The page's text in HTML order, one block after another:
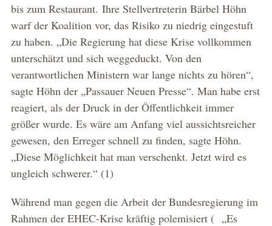
bis zum Restaurant. Ihre Stellvertreterin Bärbel Höhn
warf der Koalition vor, das Risiko zu niedrig eingestuft
zu haben. „Die Regierung hat diese Krise vollkommen
unterschätzt und sich weggeduckt. Von den
verantwortlichen Ministern war lange nichts zu hören“,
sagte Höhn der „Passauer Neuen Presse“. Man habe erst
reagiert, als der Druck in der Öffentlichkeit immer
größer wurde. Es wäre am Anfang viel aussichtsreicher
gewesen, den Erreger schnell zu finden, sagte Höhn.
„Diese Möglichkeit hat man verschenkt. Jetzt wird es
ungleich schwerer.“ (1)
Während man gegen die Arbeit der Bundesregierung im
Rahmen der EHEC-Krise kräftig polemisiert ( „Es